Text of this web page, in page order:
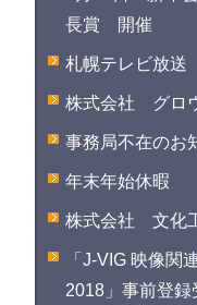
長賞 開催
札幌テレビ放
株式会社 グロ
事務局不在のお
年末年始休暇
株式会社 文化
「J-VIG 映像関
2018」事前登録